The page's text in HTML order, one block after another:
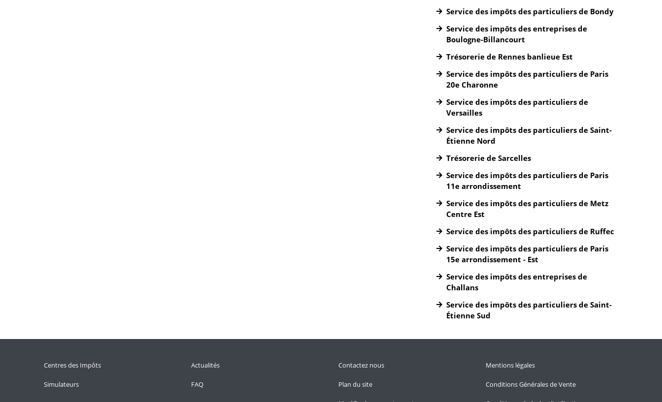
Service des impôts des particuliers de Bondy
Service des impôts des entreprises de
Boulogne-Billancourt
Trésorerie de Rennes banlieue Est
Service des impôts des particuliers de Paris
20e Charonne
Service des impôts des particuliers de
Versailles
Service des impôts des particuliers de Saint-
Étienne Nord
Trésorerie de Sarcelles
Service des impôts des particuliers de Paris
11e arrondissement
Service des impôts des particuliers de Metz
Centre Est
Service des impôts des particuliers de Ruffec
Service des impôts des particuliers de Paris
15e arrondissement - Est
Service des impôts des entreprises de
Challans
Service des impôts des particuliers de Saint-
Étienne Sud
Centres des Impôts
Simulateurs
Actualités
FAQ
Contactez nous
Plan du site
Mentions légales
Conditions Générales de Vente